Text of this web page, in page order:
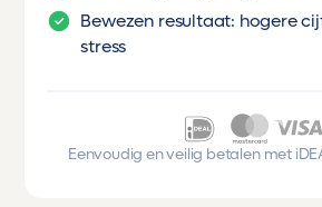
Bewezen resultaat: hogere
stress
Eenvoudig en veilig betalen met